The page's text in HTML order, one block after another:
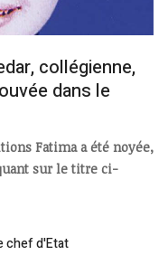
collégienne,
dans le
Fatima a été noyée,
sur le titre ci-
chef d'Etat